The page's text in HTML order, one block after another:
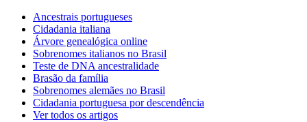
Ancestrais portugueses
Cidadania italiana
Árvore genealógica online
Sobrenomes italianos no Brasil
Teste de DNA ancestralidade
Brasão da família
Sobrenomes alemães no Brasil
Cidadania portuguesa por descendência
Ver todos os artigos